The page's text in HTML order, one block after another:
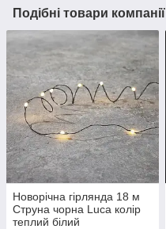
Подібні товари компанії
Новорічна гірлянда 18 м
Струна чорна Luca колір
теплий білий